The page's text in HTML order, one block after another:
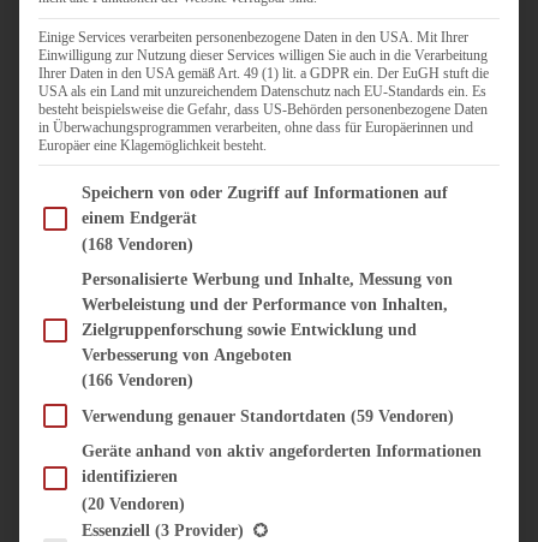
GRILLEN / BARBECUE
HERZHAFTES BACKEN
ONE-POT-GERICHTE
PASTA & NUDELGERICHTE
PIZZA, TARTES & QUICHES
REIS & RISOTTO
SALATE & SNACKS
SUPPENKASPEREIEN
VORSPEISEN
SÜSS & HERZHAFT
BROTAUFSTRICH
DIPS, SAUCEN, CHUTNEYS
KÜCHENGESCHENKE
Einige Services verarbeiten personenbezogene Daten in den USA. Mit Ihrer
Einwilligung zur Nutzung dieser Services willigen Sie auch in die Verarbeitung
Ihrer Daten in den USA gemäß Art. 49 (1) lit. a GDPR ein. Der EuGH stuft die
USA als ein Land mit unzureichendem Datenschutz nach EU-Standards ein. Es
besteht beispielsweise die Gefahr, dass US-Behörden personenbezogene Daten
in Überwachungsprogrammen verarbeiten, ohne dass für Europäerinnen und
Europäer eine Klagemöglichkeit besteht.
Im Folgenden finden Sie eine Liste der Zwecke des IAB Transparency and Consent
Speichern von oder Zugriff auf Informationen auf
einem Endgerät
(168 Vendoren)
Personalisierte Werbung und Inhalte, Messung von
Werbeleistung und der Performance von Inhalten,
Zielgruppenforschung sowie Entwicklung und
Verbesserung von Angeboten
(166 Vendoren)
Verwendung genauer Standortdaten (59 Vendoren)
Geräte anhand von aktiv angeforderten Informationen
identifizieren
(20 Vendoren)
Es folgt eine Liste der Service-Gruppen, für die eine Einwilligung erteilt werden
Essenziell (3 Provider)